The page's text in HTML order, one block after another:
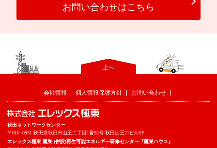
お問い合わせはこちら
上へ
会社情報 個人情報保護方針 お問い合わせ
秋田ネットワークセンター
〒010 -0951 秋田県秋田市山王二丁目1番53号 秋田山王21ビル6F
エレックス極東 鷹巣 (併設)再生可能エネルギー研修センター『鷹巣ハウス』